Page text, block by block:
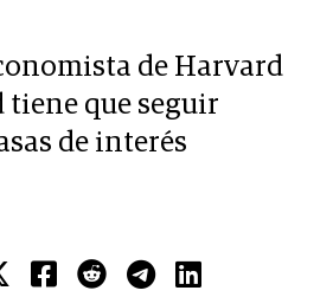
de Harvard
tiene que seguir
de interés